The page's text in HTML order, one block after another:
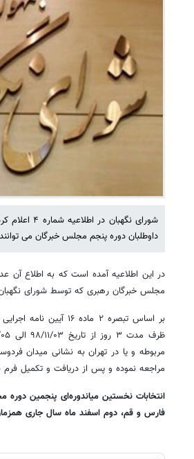
شورای
داوطلبان دوره پنجم مجلس خبرگان می توانند در مدت ۳ روز شکایات خود را به دفاتر نظارت و
در این اطلاعیه آمده است که به اطلاع آن
مجلس خبرگان رهبری که توسط شورای نگهبان
بر اساس تبصره ۲
مربوطه و یا در تهران به نشانی میدان
مراجعه نموده و پس از دریافت و تکمیل فرم
انتخابات نخستین میاندوره‌ای پنجمین
فارس و قم، دوم اسفند ماه سال جاری